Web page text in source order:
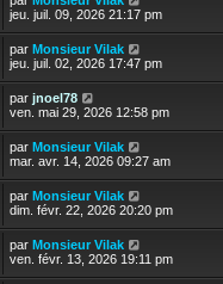
jeu. juil. 09, 2026 21:17 pm
par Monsieur Vilak
jeu. juil. 02, 2026 17:47 pm
par jnoel78
ven. mai 29, 2026 12:58 pm
par Monsieur Vilak
mar. avr. 14, 2026 09:27 am
par Monsieur Vilak
dim. févr. 22, 2026 20:20 pm
par Monsieur Vilak
ven. févr. 13, 2026 19:11 pm